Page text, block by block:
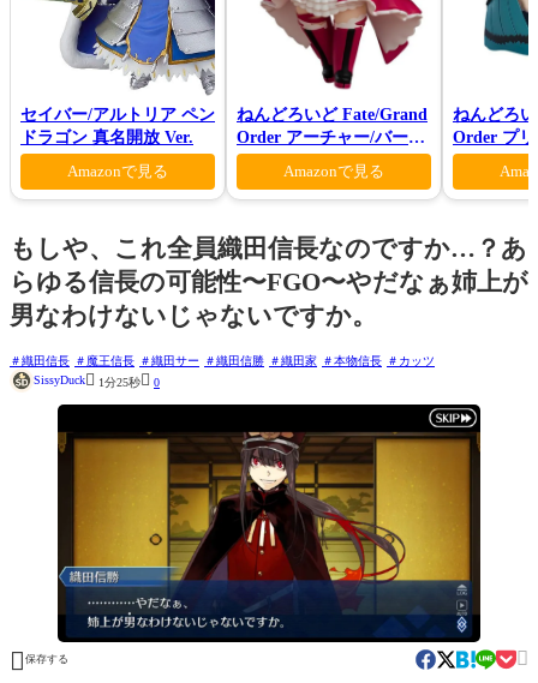
セイバー/アルトリア ペン
ドラゴン 真名開放 Ver.
Amazonで見る
ねんどろいど Fate/Grand
Order アーチャー/バーヴ
ァン シー
Amazonで見る
ねんどろ
Order プ
ロン ヴォ
もしや、これ全員織田信長なのですか…？あ
らゆる信長の可能性〜FGO〜やだなぁ姉上が
男なわけないじゃないですか。
織田信長 魔王信長 織田サー 織田信勝 織田家 本物信長
カッツ
SissyDuck 1分25秒 0
 保存する 